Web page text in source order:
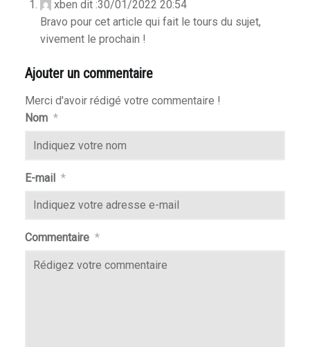
xben dit :30/01/2022 20:54
Bravo pour cet article qui fait le tours du sujet,
vivement le prochain !
Ajouter un commentaire
Merci d'avoir rédigé votre commentaire !
Nom *
E-mail *
Commentaire *